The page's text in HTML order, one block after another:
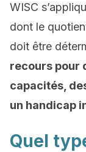
WISC
dont le
doit être
recours pour
capacités,
un handicap
Quel